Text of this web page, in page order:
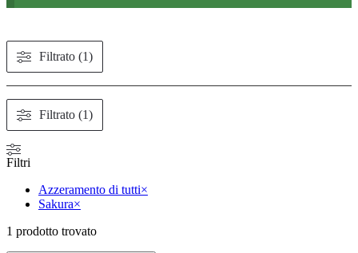
Filtrato (1)
Filtrato (1)
Filtri
Azzeramento di tutti×
Sakura×
1 prodotto trovato